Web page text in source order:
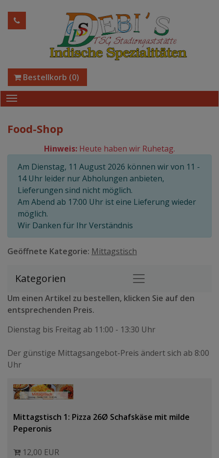
Bestellkorb (0)
Food-Shop
Hinweis: Heute haben wir Ruhetag.
Am Dienstag, 11 August 2026 können wir von 11 -
14 Uhr leider nur Abholungen anbieten,
Lieferungen sind nicht möglich.
Am Abend ab 17:00 Uhr ist eine Lieferung wieder
möglich.
Wir Danken für Ihr Verständnis
Geöffnete Kategorie: Mittagstisch
Kategorien
Um einen Artikel zu bestellen, klicken Sie auf den
entsprechenden Preis.
Dienstag bis Freitag ab 11:00 - 13:30 Uhr
Der günstige Mittagsangebot-Preis ändert sich ab 8:00
Uhr
Mittagstisch 1: Pizza 26Ø Schafskäse mit milde
Peperonis
12,00 EUR